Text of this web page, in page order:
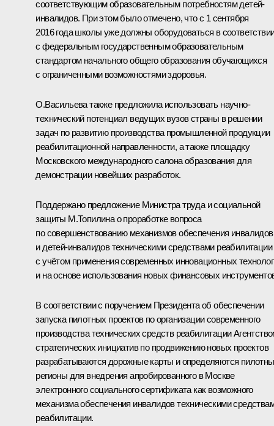
соответствующим образовательным потребностям детей-
инвалидов. При этом было отмечено, что с 1 сентября
2016 года школы уже должны оборудоваться в
с федеральным государственным образовательным
стандартом начального общего образования обучающихся
с ограниченными возможностями здоровья.
О.Васильева также предложила использовать научно-
технический потенциал ведущих вузов страны в решении
задач по развитию производства промышленной продукции
реабилитационной направленности, а также площадку
Московского международного салона образования для
демонстрации новейших разработок.
Поддержано предложение Министра труда и социальной
защиты М.Топилина о проработке вопроса
по совершенствованию механизмов обеспечения инвалидов
и детей-инвалидов техническими средствами реабилитации
с учётом применения современных инновационных
и на основе использования новых финансовых
В соответствии с поручением Президента об обеспечении
запуска пилотных проектов по организации современного
производства технических средств реабилитации
стратегических инициатив по продвижению новых проектов
разрабатываются дорожные карты и определяются
регионы для внедрения апробированного в Москве
электронного социального сертификата как возможного
механизма обеспечения инвалидов техническими
реабилитации.